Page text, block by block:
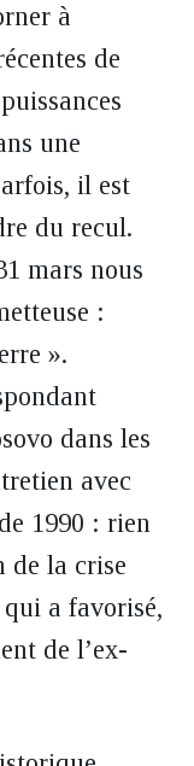
à
de
une
il est
du recul.
mars nous
:
».
dans les
avec
1990 : rien
de la crise
a favorisé,
de l’ex-